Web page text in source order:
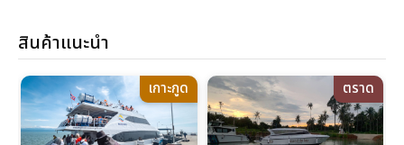
สินค้าแนะนำ
เกาะกูด ตราด